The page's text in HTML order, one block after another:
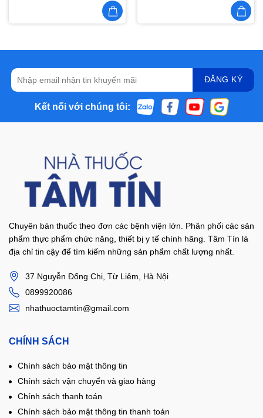
Kết nối với chúng tôi:
Chuyên bán thuốc theo đơn các bệnh viện lớn. Phân phối các sản
phẩm thực phẩm chức năng, thiết bị y tế chính hãng. Tâm Tín là
địa chỉ tin cậy để tìm kiếm những sản phẩm chất lượng nhất.
37 Nguyễn Đổng Chi, Từ Liêm, Hà Nội
0899920086
nhathuoctamtin@gmail.com
CHÍNH SÁCH
Chính sách bảo mật thông tin
Chính sách vận chuyển và giao hàng
Chính sách thanh toán
Chính sách bảo mật thông tin thanh toán